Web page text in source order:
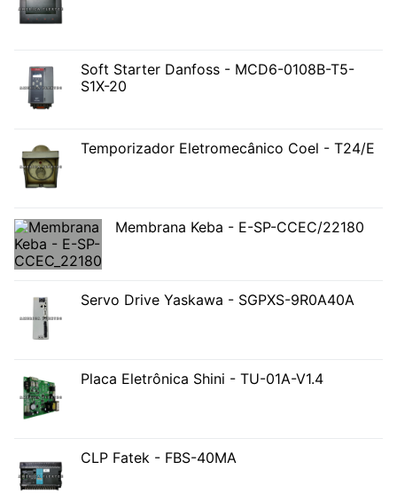
Soft Starter Danfoss - MCD6-0108B-T5-
S1X-20
Temporizador Eletromecânico Coel - T24/E
Membrana Keba - E-SP-CCEC/22180
Servo Drive Yaskawa - SGPXS-9R0A40A
Placa Eletrônica Shini - TU-01A-V1.4
CLP Fatek - FBS-40MA